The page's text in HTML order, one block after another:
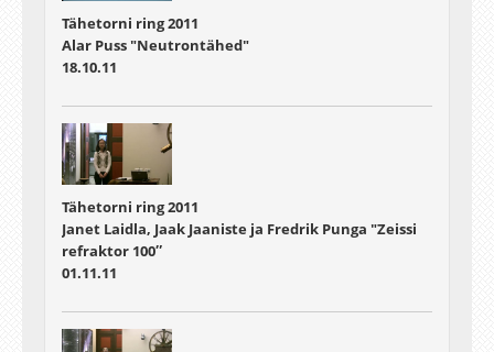
Tähetorni ring 2011
Alar Puss "Neutrontähed"
18.10.11
Tähetorni ring 2011
Janet Laidla, Jaak Jaaniste ja Fredrik Punga "Zeissi
refraktor 100″
01.11.11